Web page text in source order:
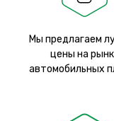
Мы предлагаем
цены на
автомобильных